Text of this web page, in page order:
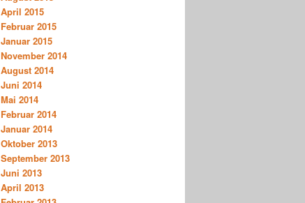
April 2015
Februar 2015
Januar 2015
November 2014
August 2014
Juni 2014
Mai 2014
Februar 2014
Januar 2014
Oktober 2013
September 2013
Juni 2013
April 2013